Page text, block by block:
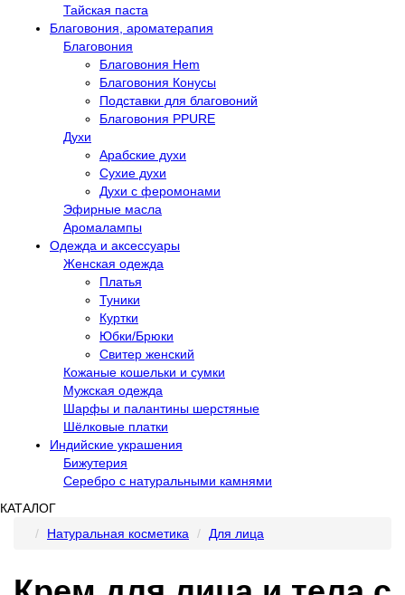
Тайская паста
Благовония, ароматерапия
Благовония
Благовония Hem
Благовония Конусы
Подставки для благовоний
Благовония PPURE
Духи
Арабские духи
Сухие духи
Духи с феромонами
Эфирные масла
Аромалампы
Одежда и аксессуары
Женская одежда
Платья
Туники
Куртки
Юбки/Брюки
Свитер женский
Кожаные кошельки и сумки
Мужская одежда
Шарфы и палантины шерстяные
Шёлковые платки
Индийские украшения
Бижутерия
Серебро с натуральными камнями
КАТАЛОГ
Натуральная косметика
Для лица